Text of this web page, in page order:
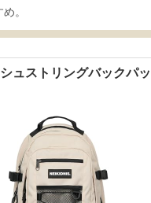
。
ュストリングバックパッ